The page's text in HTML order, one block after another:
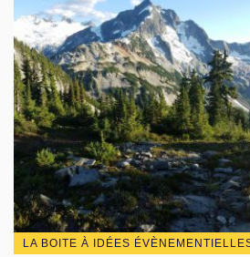
LA BOITE À IDÉES